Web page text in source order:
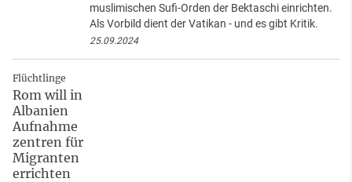
muslimischen Sufi-Orden der Bektaschi einrichten.
Als Vorbild dient der Vatikan - und es gibt Kritik.
25.09.2024
Flüchtlinge
Rom will in
Albanien
Aufnahme
zentren für
Migranten
errichten